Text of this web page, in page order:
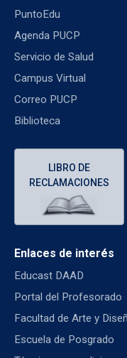
PuntoEdu
Agenda PUCP
Servicio de Salud
Campus Virtual
Correo PUCP
Biblioteca
LIBRO DE
RECLAMACIONES
Enlaces de interés
Educast DAAD
Portal del Profesorado
Facultad de Arte y
Escuela de Posgrado